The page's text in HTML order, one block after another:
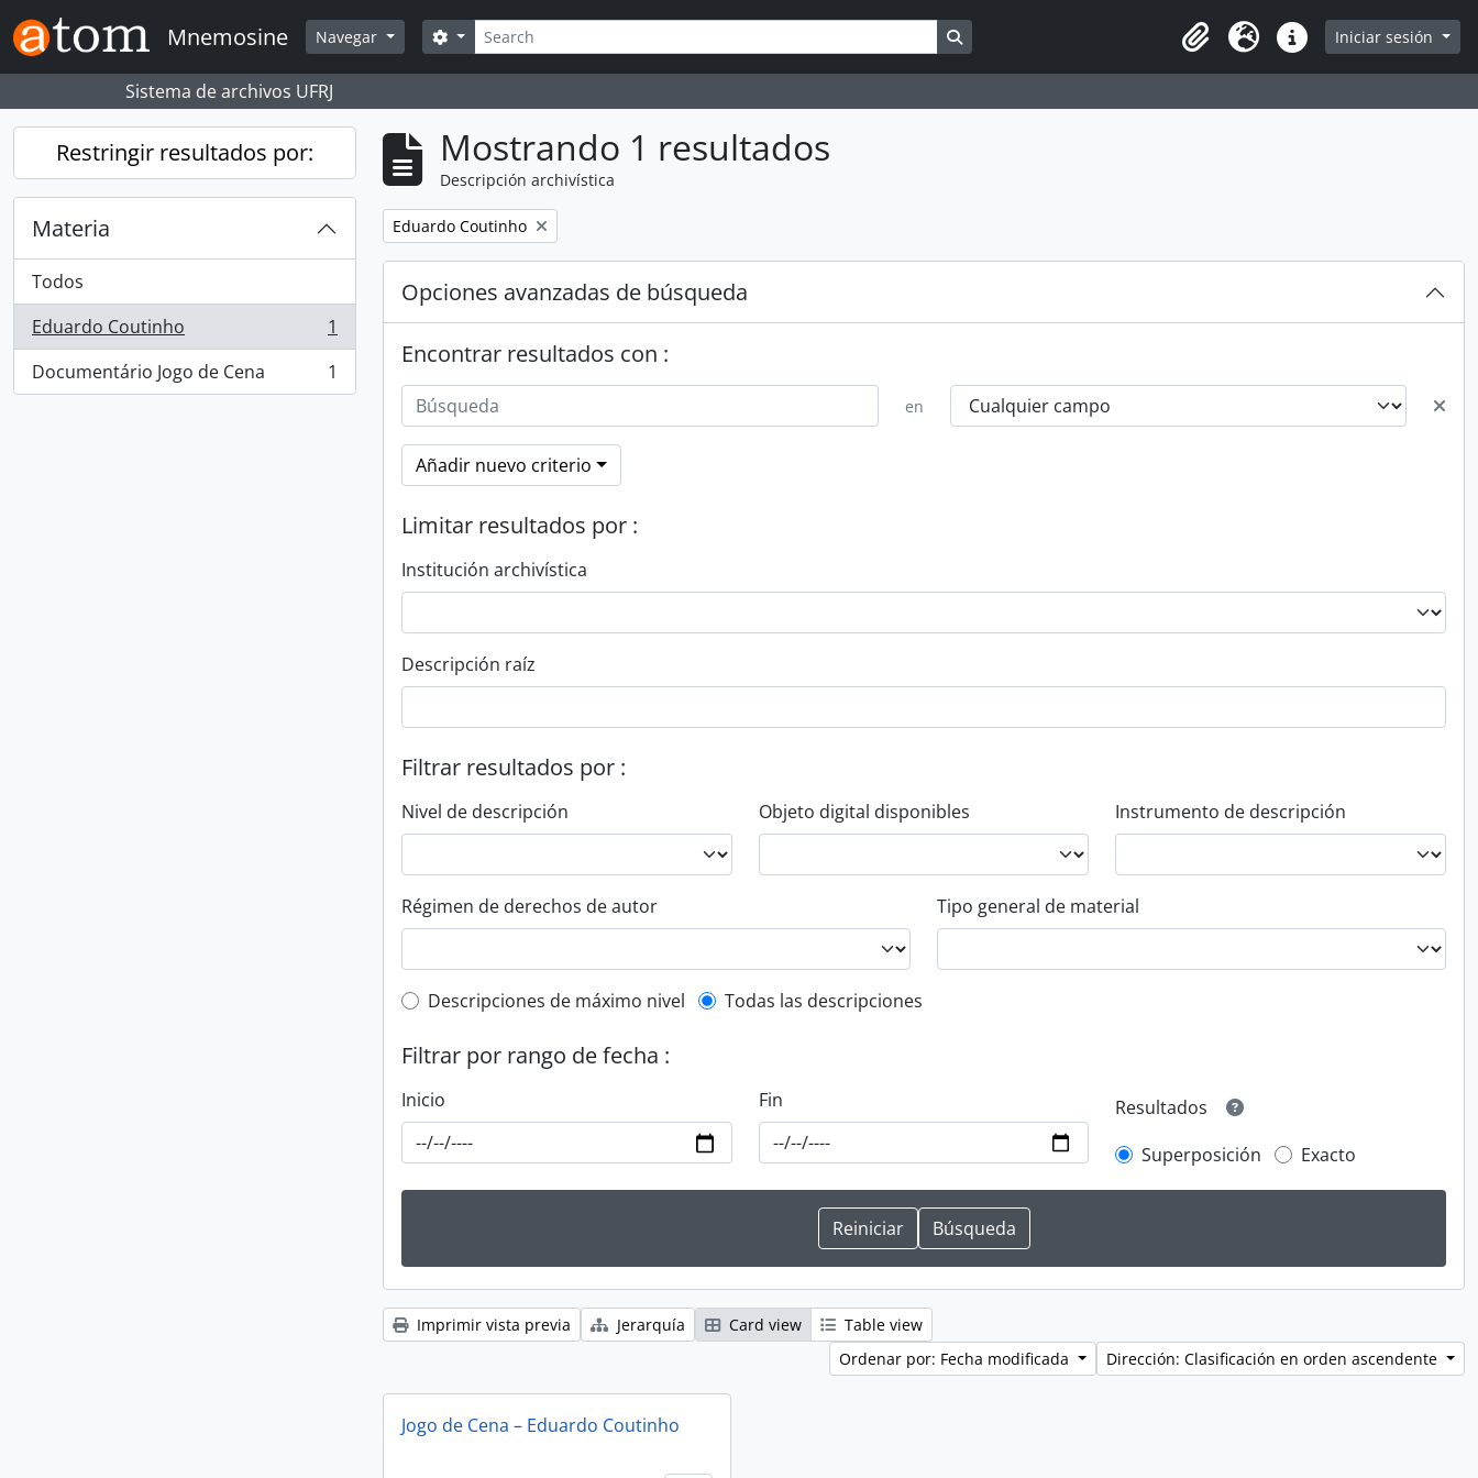
Skip to main content
Mnemosine Navegar Búsqueda
Search options
Clipboard
Idioma Enlaces rápidos
Iniciar sesión
Sistema de archivos UFRJ
Restringir resultados por:
Materia
Todos
Eduardo Coutinho
, 1 resultados
1
Documentário Jogo de Cena
, 1 resultados 1
Mostrando 1 resultados
Descripción archivística
Remove filter:
Eduardo Coutinho
Opciones avanzadas de búsqueda
Encontrar resultados con :
en
Añadir nuevo criterio
Limitar resultados por :
Institución archivística
Descripción raíz
Filtrar resultados por :
Nivel de descripción Objeto digital disponibles Instrumento de descripción
Régimen de derechos de autor Tipo general de material
Top-level description filter
Descripciones de máximo nivel Todas las descripciones
Filtrar por rango de fecha :
Inicio Fin
Resultados
Superposición
Exacto
Imprimir vista previa Jerarquía Card view
Table view
Ordenar por: Fecha modificada
Dirección: Clasificación en orden ascendente
Jogo de Cena – Eduardo Coutinho